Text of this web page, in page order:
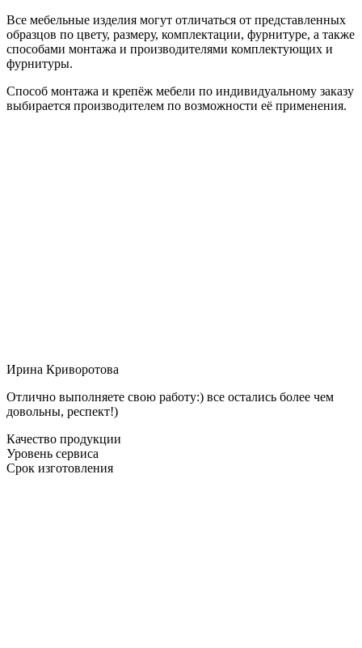
Все мебельные изделия могут отличаться от представленных
образцов по цвету, размеру, комплектации, фурнитуре, а также
способами монтажа и производителями комплектующих и
фурнитуры.
Способ монтажа и крепёж мебели по индивидуальному заказу
выбирается производителем по возможности её применения.
Ирина Криворотова
Отлично выполняете свою работу:) все остались более чем
довольны, респект!)
Качество продукции
Уровень сервиса
Срок изготовления